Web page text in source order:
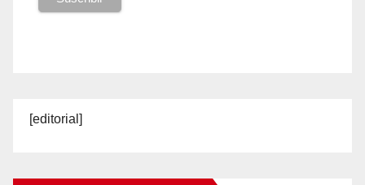
[editorial]